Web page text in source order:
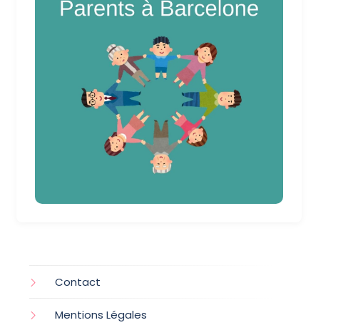
Contact
Mentions Légales